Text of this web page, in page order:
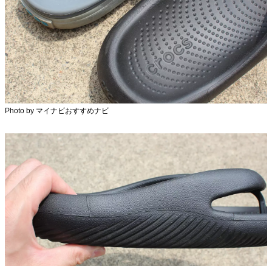
Photo by マイナビおすすめナビ